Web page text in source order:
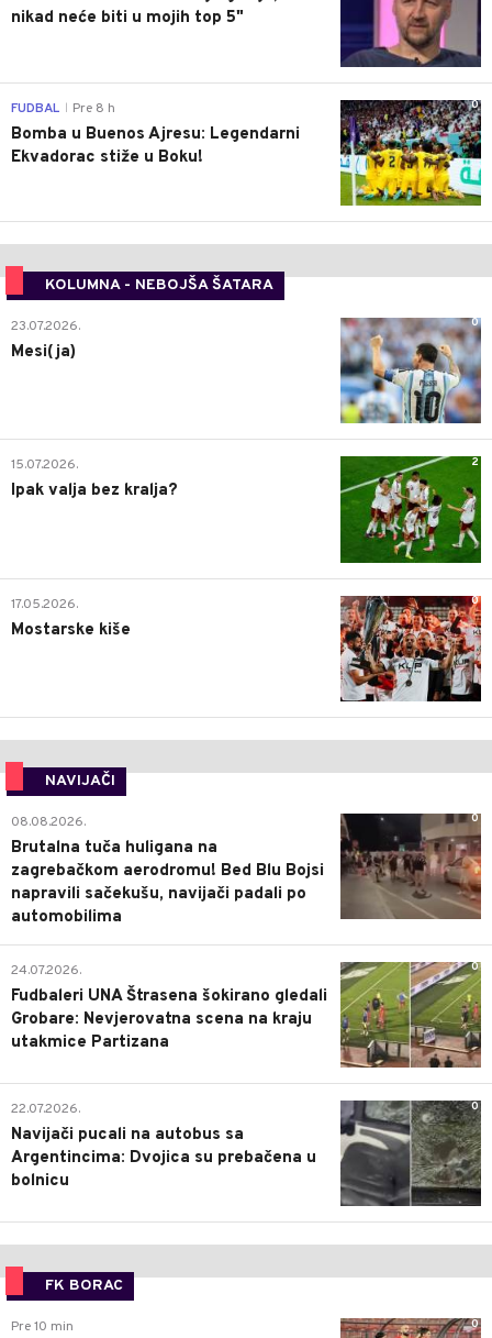
nikad neće biti u mojih top 5"
0
FUDBAL Pre 8 h
Bomba u Buenos Ajresu: Legendarni
Ekvadorac stiže u Boku!
KOLUMNA - NEBOJŠA ŠATARA
0
23.07.2026.
Mesi(ja)
2
15.07.2026.
Ipak valja bez kralja?
0
17.05.2026.
Mostarske kiše
NAVIJAČI
0
08.08.2026.
Brutalna tuča huligana na
zagrebačkom aerodromu! Bed Blu Bojsi
napravili sačekušu, navijači padali po
automobilima
0
24.07.2026.
Fudbaleri UNA Štrasena šokirano gledali
Grobare: Nevjerovatna scena na kraju
utakmice Partizana
0
22.07.2026.
Navijači pucali na autobus sa
Argentincima: Dvojica su prebačena u
bolnicu
FK BORAC
0
Pre 10 min